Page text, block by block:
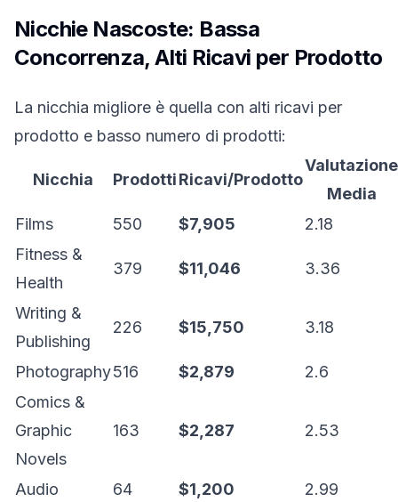
Nicchie Nascoste: Bassa
Concorrenza, Alti Ricavi per Prodotto
La nicchia migliore è quella con alti ricavi per
prodotto e basso numero di prodotti:
Nicchia ProdottiRicavi/Prodotto
Valutazione
Media
Films
550 $7,905
2.18
Fitness &
Health
379 $11,046 3.36
Writing &
Publishing
226 $15,750 3.18
Photography516 $2,879
2.6
Comics &
Graphic
Novels
163 $2,287 2.53
Audio 64 $1,200
2.99